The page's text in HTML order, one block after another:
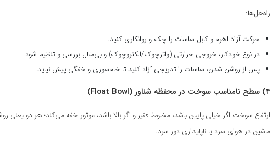
راه‌حل‌ها:
حرکت آزاد اهرم و کابل ساسات را چک و روانکاری کنید.
در نوع خودکار، خروجی حرارتی (واترچوک/الکتروچوک) و بی‌متال بررسی و تنظیم شود.
پس از روشن شدن، ساسات را تدریجی آزاد کنید تا خام‌سوزی و خفگی پیش نیاید.
۴) سطح نامناسب سوخت در محفظه شناور (Float Bowl)
ارتفاع سوخت اگر خیلی پایین باشد، مخلوط فقیر و اگر بالا باشد، موتور خفه می‌کند؛ هر دو یعنی
ماشین در هوای سرد یا ناپایداری دور سرد.